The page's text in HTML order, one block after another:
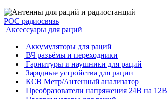
POC радиосвязь
Аксессуары для раций
Аккумуляторы для раций
ВЧ разъёмы и переходники
Гарнитуры и наушники для раций
Зарядные устройства для рации
КСВ Метр/Антенный анализатор
Преобразователи напряжения 24В на 12В